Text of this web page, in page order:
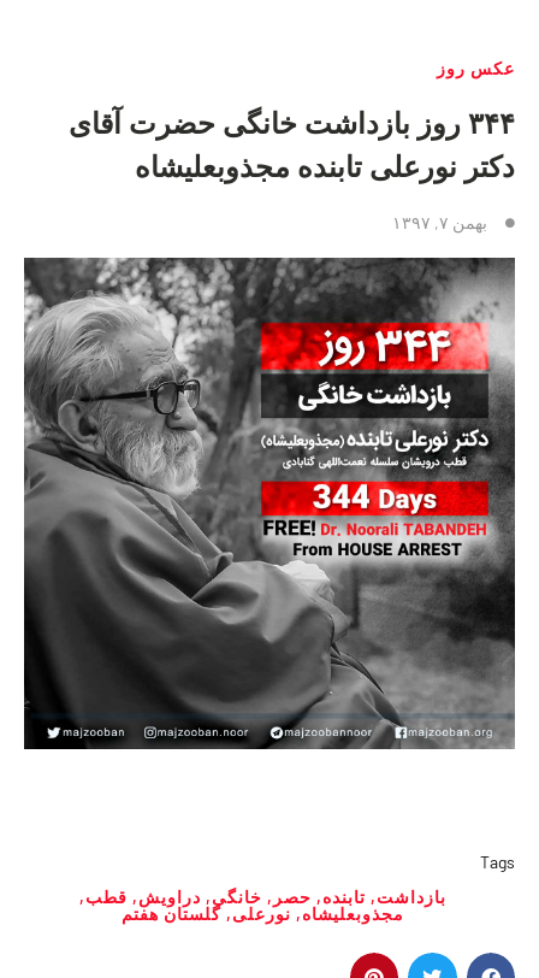
عکس روز
۳۴۴ روز بازداشت خانگی حضرت آقای
دکتر نورعلی تابنده مجذوبعلیشاه
بهمن ۷, ۱۳۹۷
Tags
بازداشت, تابنده, حصر , خانگی, دراویش, قطب,
مجذوبعلیشاه, نورعلی,گلستان هفتم